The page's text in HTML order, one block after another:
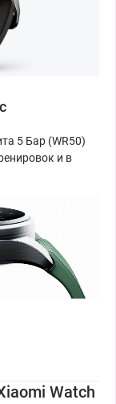
5 Бар (WR50)
и в
Watch